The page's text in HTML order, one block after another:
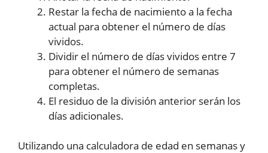
Restar la fecha de nacimiento a la fecha
actual para obtener el número de días
vividos.
Dividir el número de días vividos entre 7
para obtener el número de semanas
completas.
El residuo de la división anterior serán los
días adicionales.
Utilizando una calculadora de edad en semanas y